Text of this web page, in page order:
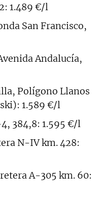
1.489 €/l
San Francisco,
Andalucía,
Polígono Llanos
1.589 €/l
384,8: 1.595 €/l
N-IV km. 428:
A-305 km. 60: